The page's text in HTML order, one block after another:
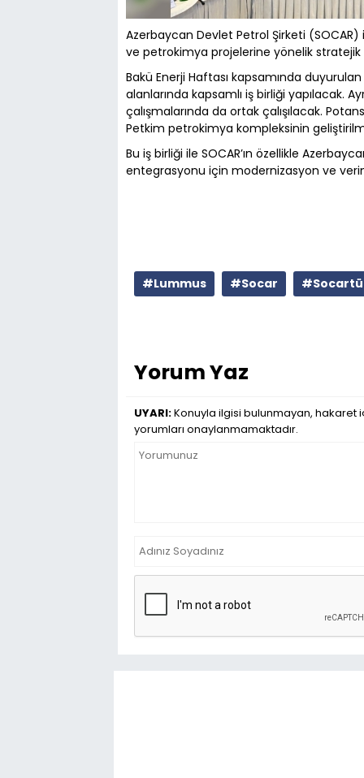
Azerbaycan Devlet Petrol Şirketi
ve petrokimya projelerine yönelik stratejik
Bakü Enerji Haftası kapsamında
alanlarında kapsamlı iş birliği yapılacak.
çalışmalarında da ortak çalışılacak.
Petkim petrokimya kompleksinin
Bu iş birliği ile SOCAR’ın özellikle
entegrasyonu için modernizasyon ve
#Lummus #Socar
Yorum Yaz
UYARI:Konuyla ilgisi bulunmayan, hakaret
yorumları onaylanmamaktadır.